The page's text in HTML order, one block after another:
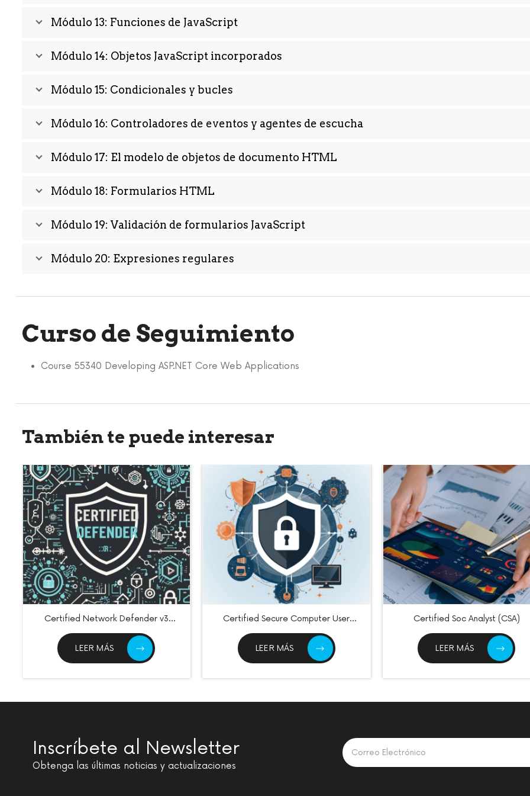
Módulo 13: Funciones de JavaScript
Módulo 14: Objetos JavaScript incorporados
Módulo 15: Condicionales y bucles
Módulo 16: Controladores de eventos y agentes de escucha
Módulo 17: El modelo de objetos de documento HTML
Módulo 18: Formularios HTML
Módulo 19: Validación de formularios JavaScript
Módulo 20: Expresiones regulares
Curso de Seguimiento
Course 55340 Developing ASP.NET Core Web Applications
También te puede interesar
Certified Network Defender v3
LEER MÁS
Certified Secure Computer User
LEER MÁS
Certified Soc Analyst (CSA)
LEER MÁS
Inscríbete al Newsletter
Obtenga las últimas noticias y actualizaciones